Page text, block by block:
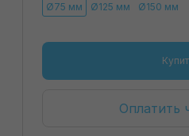
Ø75 мм
Ø125 мм Ø150 мм
Оплатить